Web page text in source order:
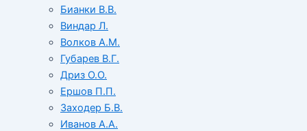
Бианки В.В.
Виндар Л.
Волков А.М.
Губарев В.Г.
Дриз О.О.
Ершов П.П.
Заходер Б.В.
Иванов А.А.